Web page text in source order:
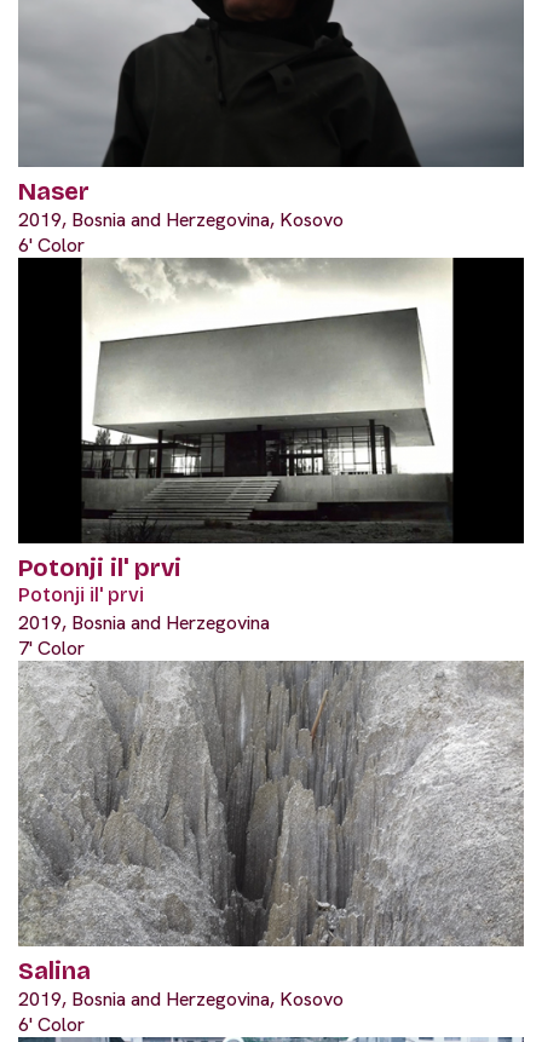
Naser
2019, Bosnia and Herzegovina, Kosovo
6' Color
Potonji il' prvi
Potonji il' prvi
2019, Bosnia and Herzegovina
7' Color
Salina
2019, Bosnia and Herzegovina, Kosovo
6' Color